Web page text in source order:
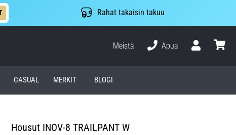
Rahat takaisin takuu
Meistä
Apua
CASUAL MERKIT BLOGI
Housut INOV-8 TRAILPANT W